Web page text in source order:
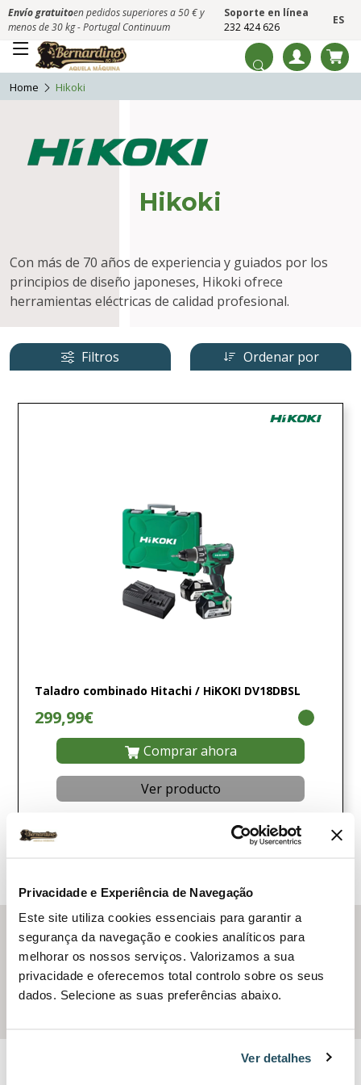
Privacidade e Experiência de Navegação
Este site utiliza cookies essenciais para garantir a
segurança da navegação e cookies analíticos para
melhorar os nossos serviços. Valorizamos a sua
privacidade e oferecemos total controlo sobre os seus
dados. Selecione as suas preferências abaixo.
Ver detalhes
Envío gratuitoen pedidos superiores a 50 € y
menos de 30 kg - Portugal Continuum
Soporte en línea
232 424 626
ES
Home Hikoki
Hikoki
Con más de 70 años de experiencia y guiados por los
principios de diseño japoneses, Hikoki ofrece
herramientas eléctricas de calidad profesional.
Filtros Ordenar por
Taladro combinado Hitachi / HiKOKI DV18DBSL
299,99€
Comprar ahora
Ver producto
Hikoki
Con más de 70 años de experiencia y guiados por los
principios de diseño japoneses, Hikoki ofrece